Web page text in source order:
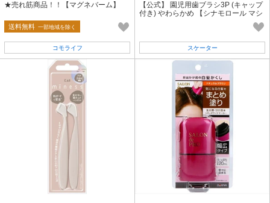
★売れ筋商品！！【マグネバーム】
送料無料 一部地域を除く
コモライフ
【公式】 園児用歯ブラシ3P (キャップ
付き) やわらかめ 【シナモロール マシ
スケーター